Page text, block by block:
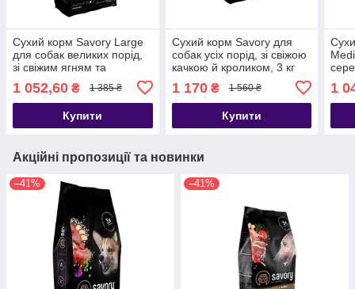
Сухий корм Savory Large
для собак великих порід,
зі свіжим ягням та
1 052,60 ₴ 1 385 ₴
Купити
Сухий корм Savory для
собак усіх порід, зі свіжою
качкою й кроликом, 3 кг
1 170₴ 1 560 ₴
Купити
1
Акційні пропозиції та новинки
–41% –41%